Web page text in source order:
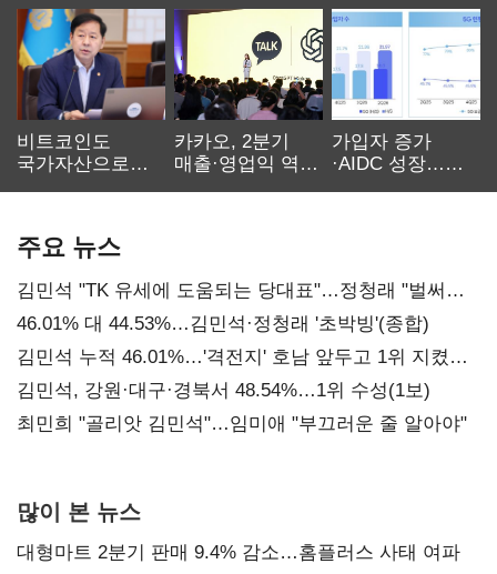
비트코인도
국가자산으로…'
카카오, 2분기
매출·영업익 역대
가입자 증가
·AIDC 성장…
주요 뉴스
김민석 "TK 유세에 도움되는 당대표"…정청래 "벌써
대표된 양 당직 배분"
46.01% 대 44.53%…김민석·정청래 '초박빙'(종합)
김민석 누적 46.01%…'격전지' 호남 앞두고 1위 지켰다
(2보)
김민석, 강원·대구·경북서 48.54%…1위 수성(1보)
최민희 "골리앗 김민석"…임미애 "부끄러운 줄 알아야"
많이 본 뉴스
대형마트 2분기 판매 9.4% 감소…홈플러스 사태 여파